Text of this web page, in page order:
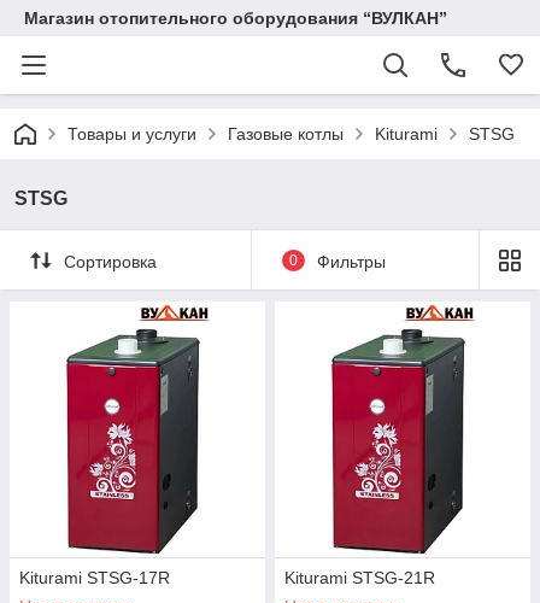
Магазин отопительного оборудования “ВУЛКАН”
Товары и услуги Газовые котлы Kiturami STSG
STSG
Сортировка 0 Фильтры
Kiturami STSG-17R
Kiturami STSG-21R